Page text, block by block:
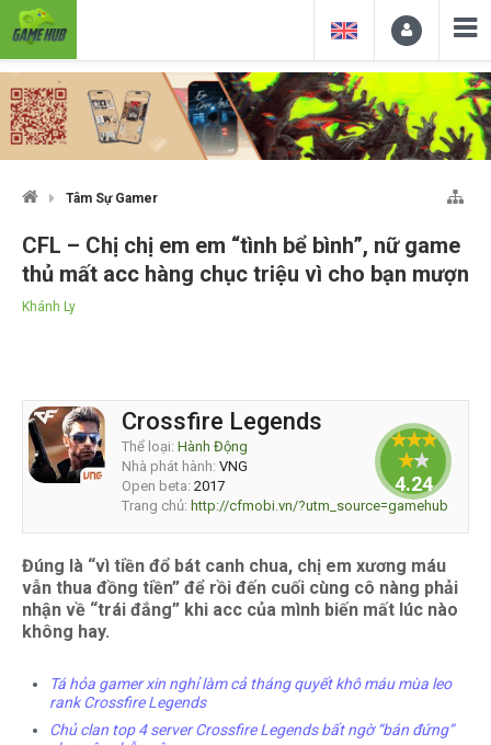
Tâm Sự Gamer
CFL – Chị chị em em “tình bể bình”, nữ game
thủ mất acc hàng chục triệu vì cho bạn mượn
Khánh Ly
Crossfire Legends
Thể loại: Hành Động
Nhà phát hành: VNG
Open beta: 2017
Trang chủ: http://cfmobi.vn/?utm_source=gamehub
4.24
Đúng là “vì tiền đổ bát canh chua, chị em xương máu
vẫn thua đồng tiền” để rồi đến cuối cùng cô nàng phải
nhận về “trái đắng” khi acc của mình biến mất lúc nào
không hay.
Tá hỏa gamer xin nghỉ làm cả tháng quyết khô máu mùa leo
rank Crossfire Legends
Chủ clan top 4 server Crossfire Legends bất ngờ “bán đứng”